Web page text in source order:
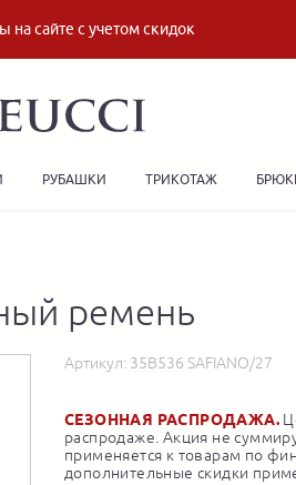
на сайте с учетом скидок
РУБАШКИ ТРИКОТАЖ
ремень
Артикул: 35B536 SAFIANO/27
СЕЗОННАЯ РАСПРОДАЖА.
распродаже. Акция не
применяется к товарам по
дополнительные скидки